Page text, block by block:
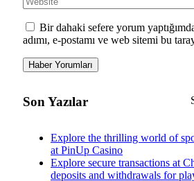
Bir dahaki sefere yorum
adımı, e-postamı ve web sitemi bu
Son Yazılar
Explore the thrilling world of
at PinUp Casino
Explore secure transactions at
deposits and withdrawals for